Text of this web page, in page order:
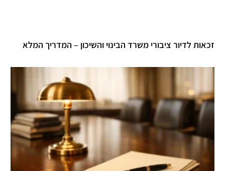
זכאות לדיור ציבורי משרד הבינוי והשיכון – המדריך המלא